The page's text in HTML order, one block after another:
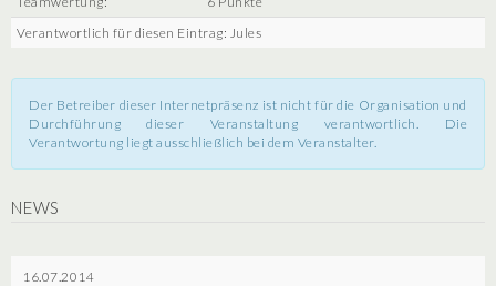
Verantwortlich für diesen Eintrag: Jules
Der Betreiber dieser Internetpräsenz ist nicht für die Organisation und
Durchführung dieser Veranstaltung verantwortlich. Die
Verantwortung liegt ausschließlich bei dem Veranstalter.
NEWS
16.07.2014